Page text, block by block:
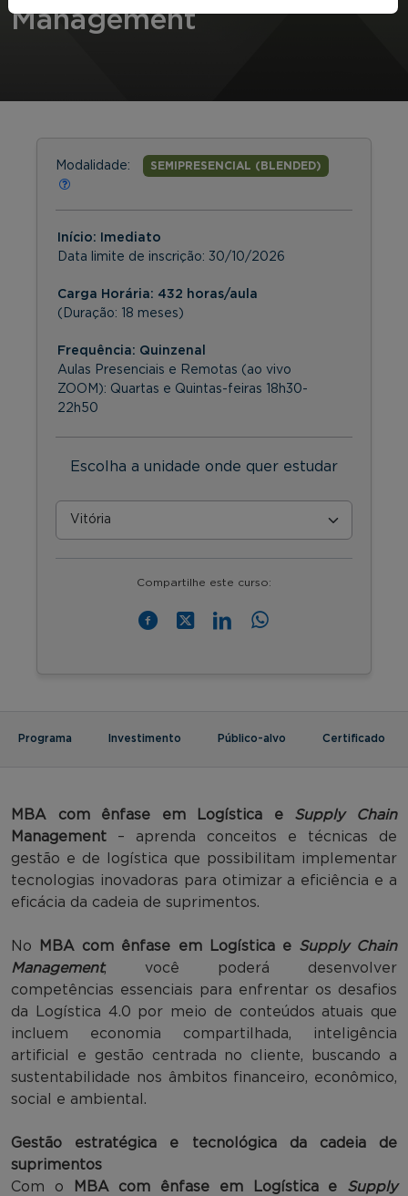
Management
Modalidade: SEMIPRESENCIAL (BLENDED)
Início: Imediato
Data limite de inscrição: 30/10/2026
Carga Horária: 432 horas/aula
(Duração: 18 meses)
Frequência: Quinzenal
Aulas Presenciais e Remotas (ao vivo
ZOOM): Quartas e Quintas-feiras 18h30-
22h50
Escolha a unidade onde quer estudar
Compartilhe este curso:
Programa Investimento Público-alvo Certificado
MBA com ênfase em Logística e Supply Chain
Management – aprenda conceitos e técnicas de
gestão e de logística que possibilitam implementar
tecnologias inovadoras para otimizar a eficiência e a
eficácia da cadeia de suprimentos.
No MBA com ênfase em Logística e Supply Chain
Management, você poderá desenvolver
competências essenciais para enfrentar os desafios
da Logística 4.0 por meio de conteúdos atuais que
incluem economia compartilhada, inteligência
artificial e gestão centrada no cliente, buscando a
sustentabilidade nos âmbitos financeiro, econômico,
social e ambiental.
Gestão estratégica e tecnológica da cadeia de
suprimentos
Com o
MBA com ênfase em Logística e Supply